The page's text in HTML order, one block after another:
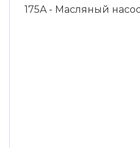
175A - Масляный